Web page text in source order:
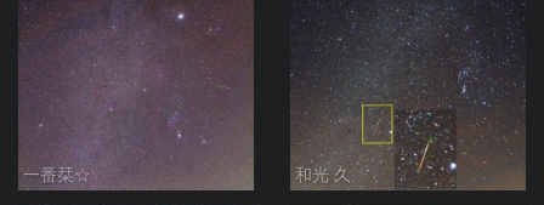
一番栞☆ 和光 久